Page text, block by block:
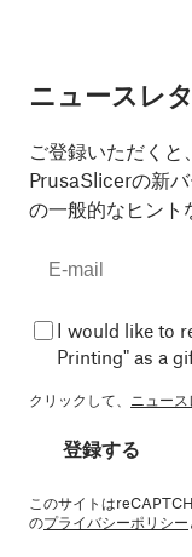
ニュースレ
ご登録いただくと、
PrusaSlicerの新
の一般的なヒント
I would like to
Printing" as a
クリックして、 ニュー
登録する
このサイトは
のプライバシーポリシー